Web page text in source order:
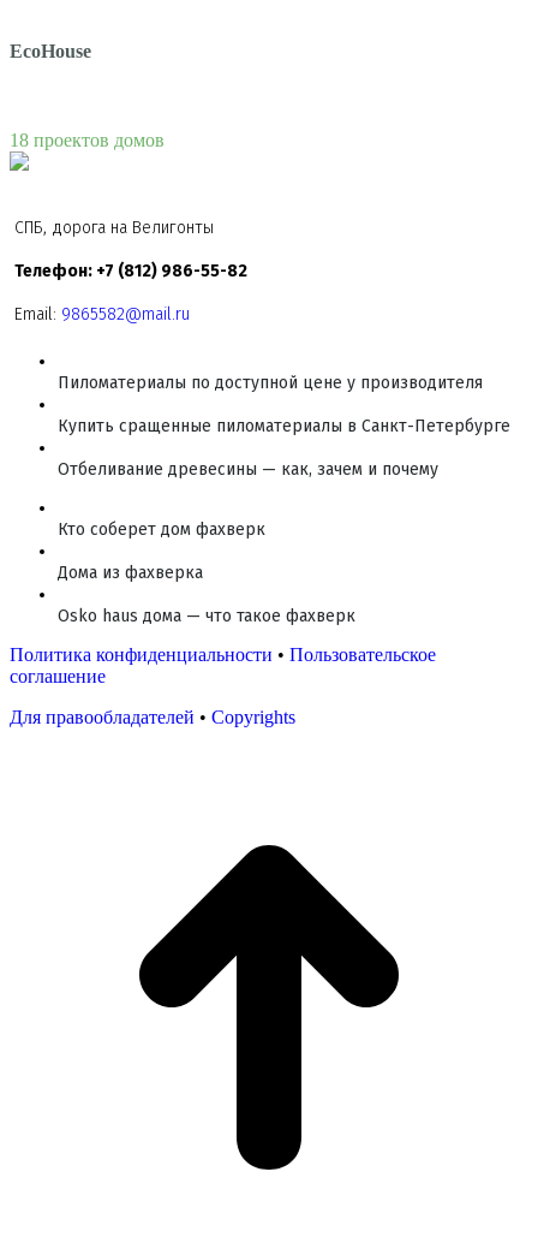
EcoHouse
18 проектов домов
СПБ, дорога на Велигонты
Телефон: +7 (812) 986-55-82
Email: 9865582@mail.ru
Пиломатериалы по доступной цене у производителя
Купить сращенные пиломатериалы в Санкт-Петербурге
Отбеливание древесины — как, зачем и почему
Кто соберет дом фахверк
Дома из фахверка
Osko haus дома — что такое фахверк
Политика конфиденциальности • Пользовательское
соглашение
Для правообладателей • Copyrights